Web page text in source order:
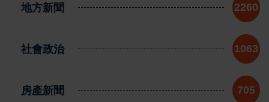
地方新聞 2260
社會政治 1063
房產新聞 705